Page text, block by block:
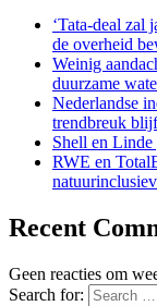
‘Tata-deal zal
de overheid
Weinig
duurzame
Nederlandse
trendbreuk
Shell en Linde
RWE en
Recent
Geen reacties om
Search for: